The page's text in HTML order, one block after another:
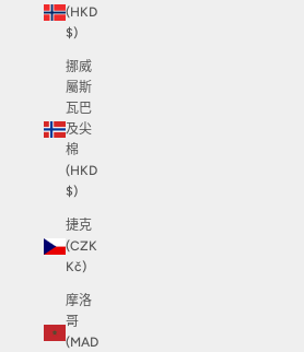
(HKD
$)
挪威
屬斯
瓦巴
及尖
棉
(HKD
$)
捷克
(CZK
Kč)
摩洛
哥
(MAD